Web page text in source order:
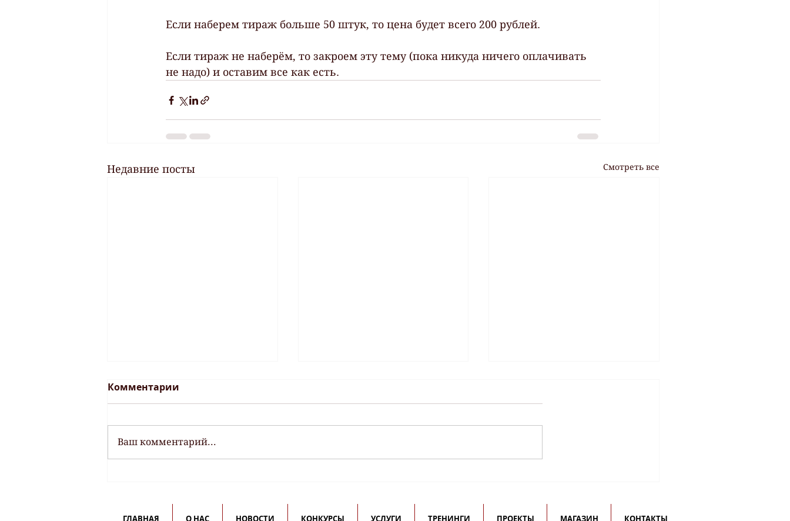
Если наберем тираж больше 50 штук, то цена будет всего 200 рублей.
Если тираж не наберём, то закроем эту тему (пока никуда ничего оплачивать
не надо) и оставим все как есть.
Недавние посты Смотреть все
эксперты"! Правила
им.Крупской
Антологию русской
Комментарии
Ваш комментарий...
ГЛАВНАЯ О НАС НОВОСТИ КОНКУРСЫ УСЛУГИ ТРЕНИНГИ ПРОЕКТЫ МАГАЗИН КОНТАКТЫ